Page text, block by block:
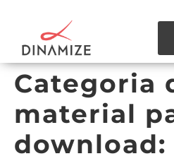
Categoria
material
download: